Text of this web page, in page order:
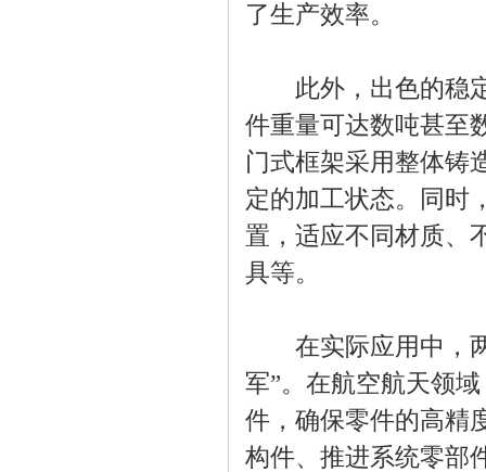
了生产效率。
此外，出色的稳定
件重量可达数吨甚至
门式框架采用整体铸
定的加工状态。同时
置，适应不同材质、
具等。
在实际应用中，两
军”。在航空航天领
件，确保零件的高精
构件、推进系统零部